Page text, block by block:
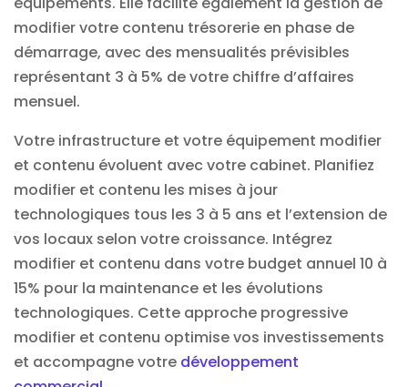
modifier votre contenu trésorerie en phase de
démarrage, avec des mensualités prévisibles
représentant 3 à 5% de votre chiffre d’affaires
mensuel.
Votre infrastructure et votre équipement modifier
et contenu évoluent avec votre cabinet. Planifiez
modifier et contenu les mises à jour
technologiques tous les 3 à 5 ans et l’extension de
vos locaux selon votre croissance. Intégrez
modifier et contenu dans votre budget annuel 10 à
15% pour la maintenance et les évolutions
technologiques. Cette approche progressive
modifier et contenu optimise vos investissements
et accompagne votre développement